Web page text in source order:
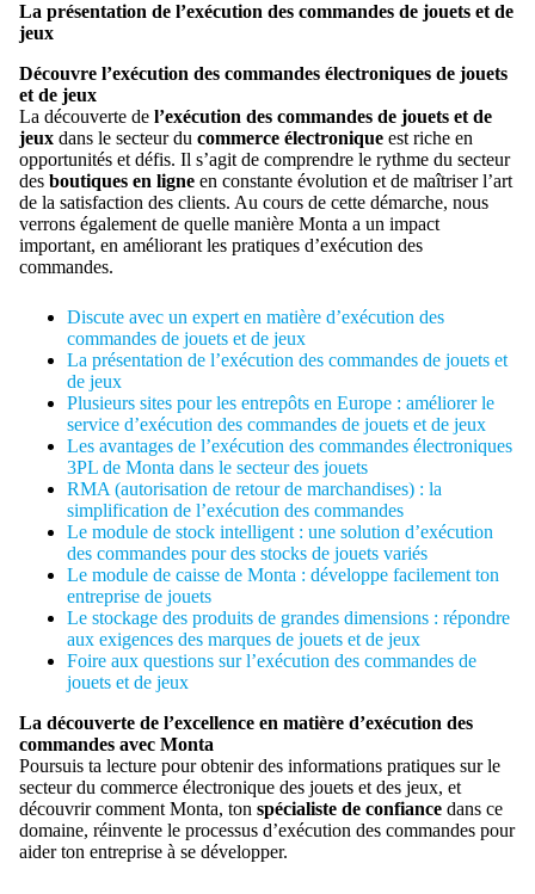
La présentation de l’exécution des commandes de jouets et de
jeux
Découvre l’exécution des commandes électroniques de jouets
et de jeux
La découverte de l’exécution des commandes de jouets et de
jeux dans le secteur du commerce électronique est riche en
opportunités et défis. Il s’agit de comprendre le rythme du secteur
des boutiques en ligne en constante évolution et de maîtriser l’art
de la satisfaction des clients. Au cours de cette démarche, nous
verrons également de quelle manière Monta a un impact
important, en améliorant les pratiques d’exécution des
commandes.
Discute avec un expert en matière d’exécution des
commandes de jouets et de jeux
La présentation de l’exécution des commandes de jouets et
de jeux
Plusieurs sites pour les entrepôts en Europe : améliorer le
service d’exécution des commandes de jouets et de jeux
Les avantages de l’exécution des commandes électroniques
3PL de Monta dans le secteur des jouets
RMA (autorisation de retour de marchandises) : la
simplification de l’exécution des commandes
Le module de stock intelligent : une solution d’exécution
des commandes pour des stocks de jouets variés
Le module de caisse de Monta : développe facilement ton
entreprise de jouets
Le stockage des produits de grandes dimensions : répondre
aux exigences des marques de jouets et de jeux
Foire aux questions sur l’exécution des commandes de
jouets et de jeux
La découverte de l’excellence en matière d’exécution des
commandes avec Monta
Poursuis ta lecture pour obtenir des informations pratiques sur le
secteur du commerce électronique des jouets et des jeux, et
découvrir comment Monta, ton spécialiste de confiance dans ce
domaine, réinvente le processus d’exécution des commandes pour
aider ton entreprise à se développer.